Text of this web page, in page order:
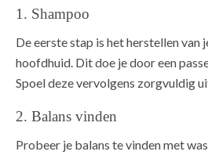
1. Shampoo
De eerste stap is het herstellen van
hoofdhuid. Dit doe je door een
Spoel deze vervolgens zorgvuldig
2. Balans vinden
Probeer je balans te vinden met